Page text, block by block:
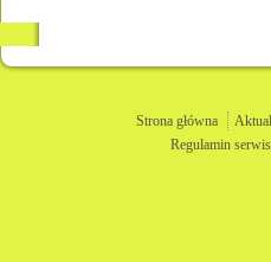
Strona główna
Regulamin